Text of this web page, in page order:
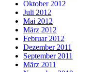
Oktober 2012
Juli 2012
Mai 2012
März 2012
Februar 2012
Dezember 2011
September 2011
März 2011